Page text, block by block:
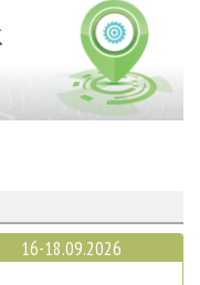
16-18.09.2026